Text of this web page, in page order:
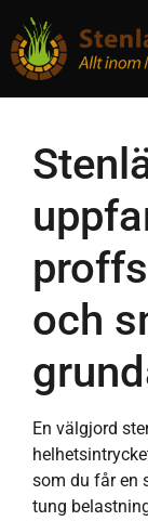
och
En välgjord
som du får en
tung